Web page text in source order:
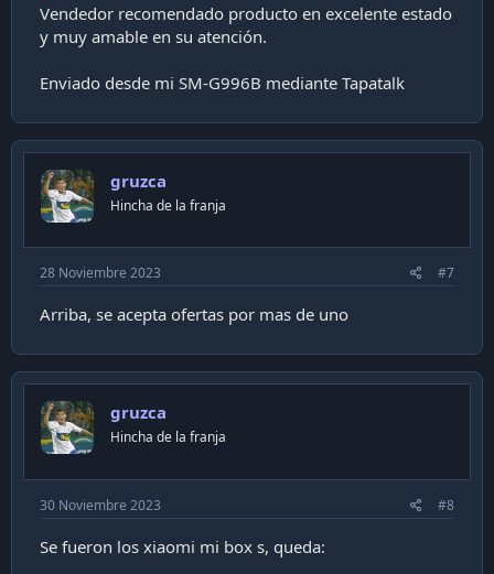
Vendedor recomendado producto en excelente estado
y muy amable en su atención.
Enviado desde mi SM-G996B mediante Tapatalk
gruzca
Hincha de la franja
28 Noviembre 2023 #7
Arriba, se acepta ofertas por mas de uno
gruzca
Hincha de la franja
30 Noviembre 2023 #8
Se fueron los xiaomi mi box s, queda: